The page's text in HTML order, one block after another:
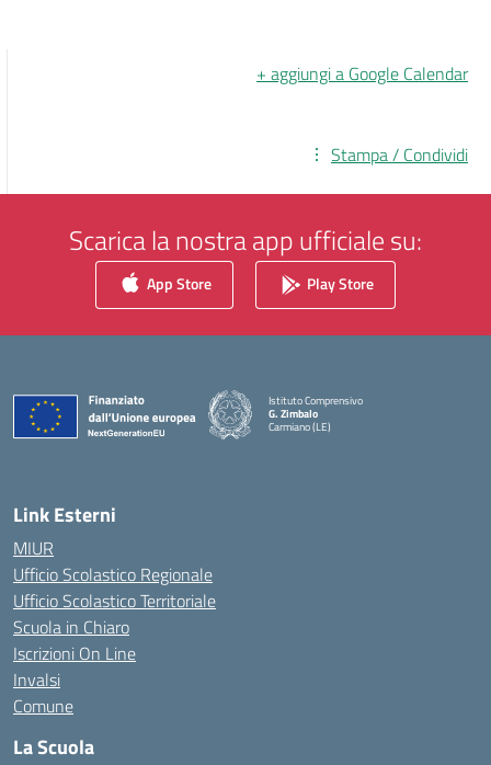
+ aggiungi a Google Calendar
Stampa / Condividi
Scarica la nostra app ufficiale su:
App Store Play Store
Istituto Comprensivo
G. Zimbalo
Carmiano (LE)
Link Esterni
MIUR
Ufficio Scolastico Regionale
Ufficio Scolastico Territoriale
Scuola in Chiaro
Iscrizioni On Line
Invalsi
Comune
La Scuola